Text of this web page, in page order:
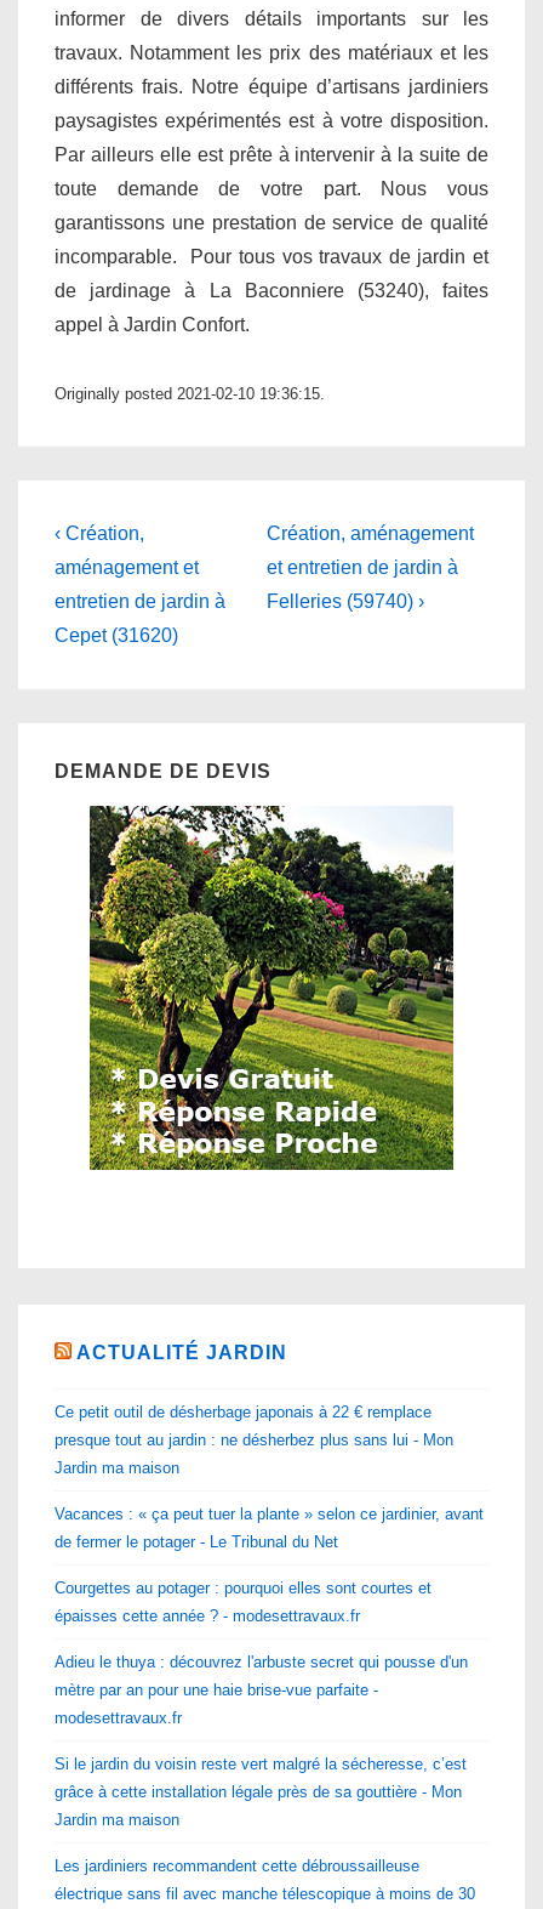
informer de divers détails importants sur les
travaux. Notamment les prix des matériaux et les
différents frais. Notre équipe d’artisans jardiniers
paysagistes expérimentés est à votre disposition.
Par ailleurs elle est prête à intervenir à la suite de
toute demande de votre part. Nous vous
garantissons une prestation de service de qualité
incomparable. Pour tous vos travaux de jardin et
de jardinage à La Baconniere (53240), faites
appel à Jardin Confort.
Originally posted 2021-02-10 19:36:15.
Navigation
de
l’article
Previous
Post
is
‹ Création,
aménagement et
entretien de jardin à
Cepet (31620)
Next
Post
is
Création, aménagement
et entretien de jardin à
Felleries (59740) ›
DEMANDE DE DEVIS
ACTUALITÉ JARDIN
Ce petit outil de désherbage japonais à 22 € remplace
presque tout au jardin : ne désherbez plus sans lui - Mon
Jardin ma maison
Vacances : « ça peut tuer la plante » selon ce jardinier, avant
de fermer le potager - Le Tribunal du Net
Courgettes au potager : pourquoi elles sont courtes et
épaisses cette année ? - modesettravaux.fr
Adieu le thuya : découvrez l'arbuste secret qui pousse d'un
mètre par an pour une haie brise-vue parfaite -
modesettravaux.fr
Si le jardin du voisin reste vert malgré la sécheresse, c’est
grâce à cette installation légale près de sa gouttière - Mon
Jardin ma maison
Les jardiniers recommandent cette débroussailleuse
électrique sans fil avec manche télescopique à moins de 30